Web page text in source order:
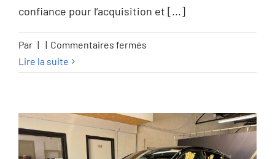
confiance pour l’acquisition et [...]
Par | | Commentaires fermés
C10
69.9
kWh
Lire la suite